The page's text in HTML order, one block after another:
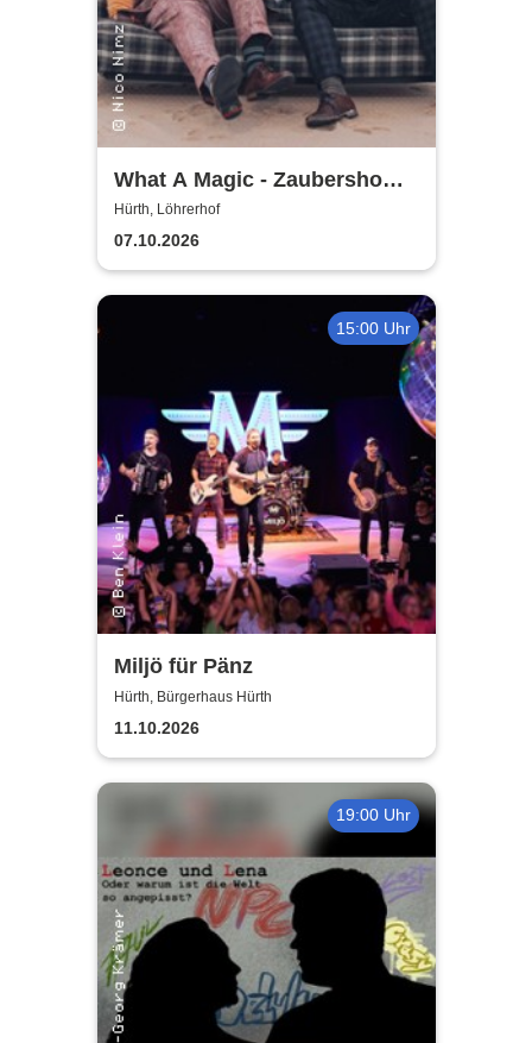
What A Magic - Zaubershow
mit Toby Rudolph und Nico
Nimz
Hürth, Löhrerhof
07.10.2026
15:00 Uhr
Miljö für Pänz
Hürth, Bürgerhaus Hürth
11.10.2026
19:00 Uhr